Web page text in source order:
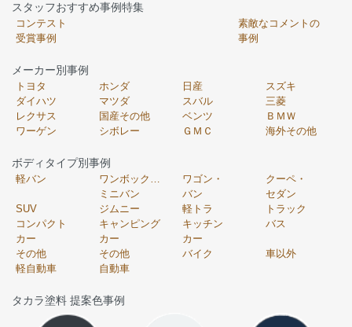
スタッフおすすめ事例特集
コンテスト
受賞事例
素敵なコメントの
事例
メーカー別事例
トヨタ ホンダ 日産
スズキ
ダイハツ
マツダ スバル
三菱
レクサス
国産その他 ベンツ
ＢＭＷ
ワーゲン
シボレー ＧＭＣ 海外その他
ボディタイプ別事例
軽バン
ワンボックス・
ミニバン
ワゴン・
バン
クーペ・
セダン
SUV
ジムニー 軽トラ
トラック
コンパクト
カー
キャンピング
カー
キッチン
カー
バス
その他
軽自動車
その他
自動車
バイク 車以外
タカラ塗料 提案色事例